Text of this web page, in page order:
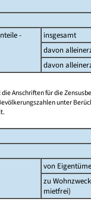
-
insgesamt
davon
davon
Anschriften für die
unter
von
zu
mietfrei)